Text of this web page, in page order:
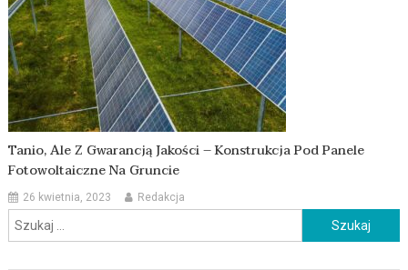
Tanio, Ale Z Gwarancją Jakości – Konstrukcja Pod Panele
Fotowoltaiczne Na Gruncie
26 kwietnia, 2023 Redakcja
Szukaj: